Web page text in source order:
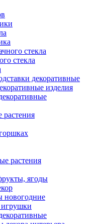
стекла
стекла
декоративные
изделия
растения
растения
ягоды
новогодние